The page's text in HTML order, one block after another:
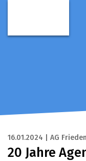
16.01.2024 | AG Frieden
20 Jahre